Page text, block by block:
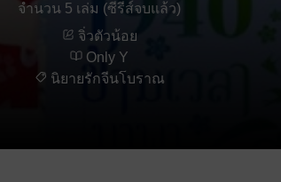
จำนวน 5 เล่ม (ซีรีส์จบแล้ว)
จิ่วตัวน้อย
Only Y
นิยายรักจีนโบราณ